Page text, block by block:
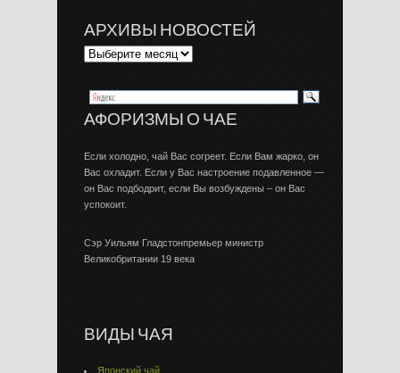
АРХИВЫ НОВОСТЕЙ
АФОРИЗМЫ О ЧАЕ
Если холодно, чай Вас согреет. Если Вам жарко, он
Вас охладит. Если у Вас настроение подавленное —
он Вас подбодрит, если Вы возбуждены – он Вас
успокоит.
Сэр Уильям Гладстонпремьер министр
Великобритании 19 века
ВИДЫ ЧАЯ
Японский чай